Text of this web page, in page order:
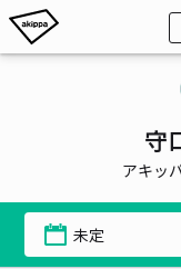
守
アキッ
未定